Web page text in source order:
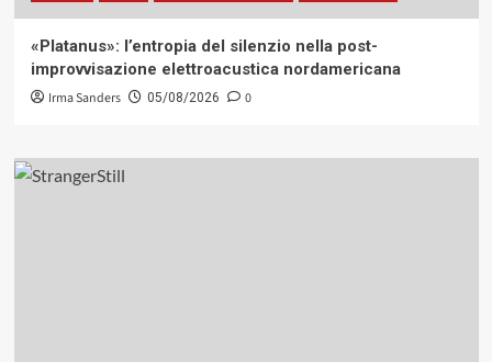
«Platanus»: l’entropia del silenzio nella post-
improvvisazione elettroacustica nordamericana
Irma Sanders 05/08/2026 0